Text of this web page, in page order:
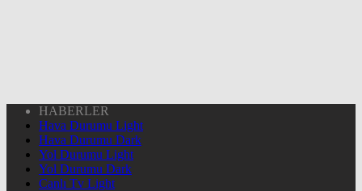
HABERLER
Hava Durumu Light
Hava Durumu Dark
Yol Durumu Light
Yol Durumu Dark
Canlı Tv Light